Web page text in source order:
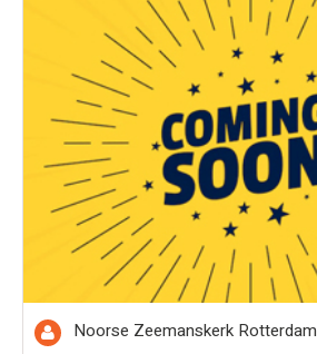
Noorse Zeemanskerk Rotterdam